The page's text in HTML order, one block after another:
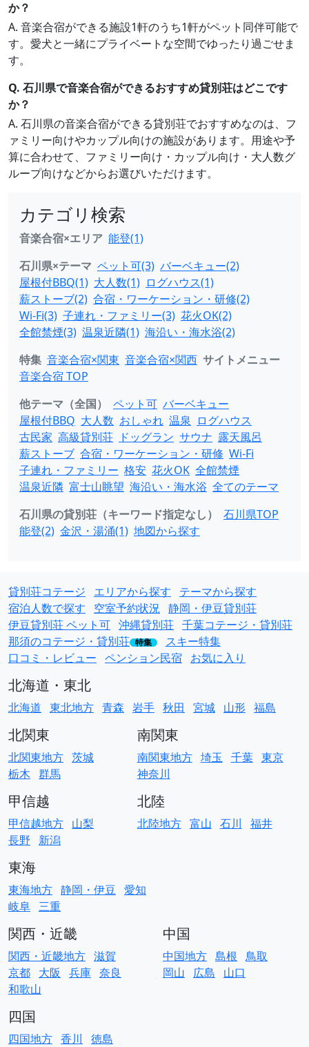
か？
A. 音楽合宿ができる施設1軒のうち1軒がペット同伴可能で
す。愛犬と一緒にプライベートな空間でゆったり過ごせま
す。
Q. 石川県で音楽合宿ができるおすすめ貸別荘はどこです
か？
A. 石川県の音楽合宿ができる貸別荘でおすすめなのは、フ
ァミリー向けやカップル向けの施設があります。用途や予
算に合わせて、ファミリー向け・カップル向け・大人数グ
ループ向けなどからお選びいただけます。
カテゴリ検索
音楽合宿×エリア 能登(1)
石川県×テーマ ペット可(3) バーベキュー(2)
屋根付BBQ(1) 大人数(1) ログハウス(1)
薪ストーブ(2) 合宿・ワーケーション・研修(2)
Wi-Fi(3) 子連れ・ファミリー(3) 花火OK(2)
全館禁煙(3) 温泉近隣(1) 海沿い・海水浴(2)
特集 音楽合宿×関東 音楽合宿×関西 サイトメニュー
音楽合宿 TOP
他テーマ（全国）
ペット可 バーベキュー
屋根付BBQ 大人数 おしゃれ 温泉 ログハウス
古民家 高級貸別荘 ドッグラン サウナ 露天風呂
薪ストーブ 合宿・ワーケーション・研修 Wi-Fi
子連れ・ファミリー 格安 花火OK 全館禁煙
温泉近隣 富士山眺望 海沿い・海水浴 全てのテーマ
石川県の貸別荘（キーワード指定なし）
石川県TOP
能登(2) 金沢・湯涌(1) 地図から探す
貸別荘コテージ エリアから探す
テーマから探す
宿泊人数で探す
空室予約状況 静岡・伊豆貸別荘
伊豆貸別荘 ペット可 沖縄貸別荘 千葉コテージ・貸別荘
那須のコテージ・貸別荘 特集
スキー特集
口コミ・レビュー ペンション民宿 お気に入り
北海道・東北
北海道 東北地方 青森 岩手 秋田 宮城 山形 福島
北関東
北関東地方 茨城
栃木 群馬
南関東
南関東地方 埼玉 千葉 東京
神奈川
甲信越
甲信越地方 山梨
長野
新潟
北陸
北陸地方 富山 石川 福井
東海
東海地方 静岡・伊豆 愛知
岐阜 三重
関西・近畿
関西・近畿地方 滋賀
京都 大阪 兵庫 奈良
和歌山
中国
中国地方 島根 鳥取
岡山
広島 山口
四国
四国地方 香川 徳島